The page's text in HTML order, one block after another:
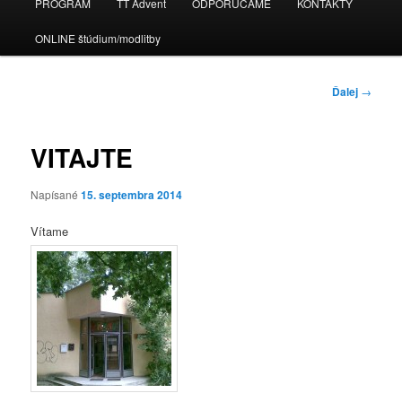
PROGRAM TT Advent ODPORÚČAME KONTAKTY
ONLINE štúdium/modlitby
Navigácia
Ďalej →
VITAJTE
Napísané15. septembra 2014
Vítame